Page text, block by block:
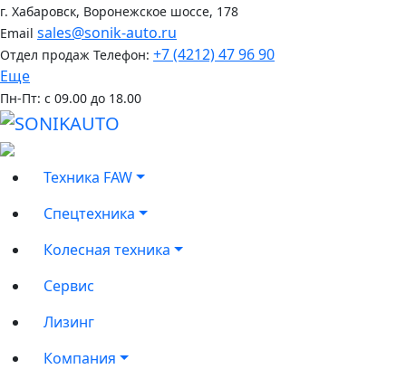
г. Хабаровск, Воронежское шоссе, 178
Email sales@sonik-auto.ru
Отдел продаж Телефон: +7 (4212) 47 96 90
Еще
Пн-Пт: с 09.00 до 18.00
Техника FAW
Спецтехника
Колесная техника
Сервис
Лизинг
Компания